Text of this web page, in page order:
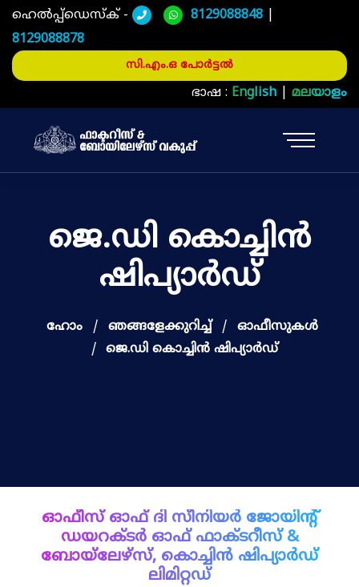
ഹെൽപ്പ്ഡെസ്ക് - 8129088848
8129088878
സി.എം.ഒ പോർട്ടൽ
ഭാഷ : English മലയാളം
ജെ.ഡി കൊച്ചിൻ
ഷിപ്യാർഡ്
ഹോം ഞങ്ങളേക്കുറിച്ച്
ഓഫീസുകള്‍
ജെ.ഡി കൊച്ചിൻ ഷിപ്യാർഡ്
ഓഫീസ് ഓഫ് ദി സീനിയർ ജോയിന്റ്
ഡയറക്ടർ ഓഫ് ഫാക്ടറീസ് &
ബോയ്‌ലേഴ്‌സ്, കൊച്ചിൻ ഷിപ്യാർഡ്
ലിമിറ്റഡ്